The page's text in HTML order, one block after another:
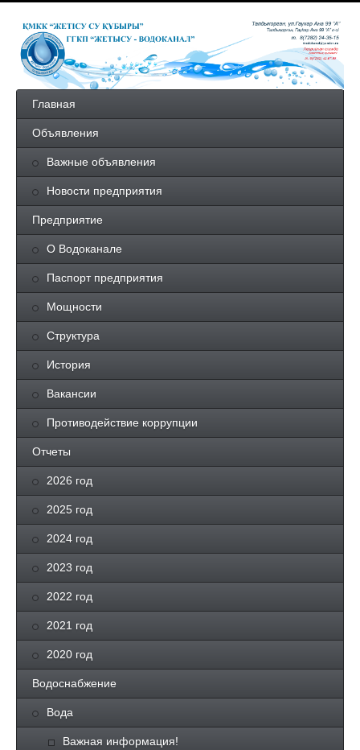
Главная
Объявления
Важные объявления
Новости предприятия
Предприятие
О Водоканале
Паспорт предприятия
Мощности
Структура
История
Вакансии
Противодействие коррупции
Отчеты
2026 год
2025 год
2024 год
2023 год
2022 год
2021 год
2020 год
Водоснабжение
Вода
Важная информация!